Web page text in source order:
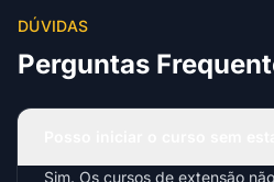
DÚVIDAS
Perguntas
Sim. Os cursos de extensão